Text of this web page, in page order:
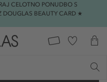
CELOTNO PONUDBO S
BEAUTY CARD ★